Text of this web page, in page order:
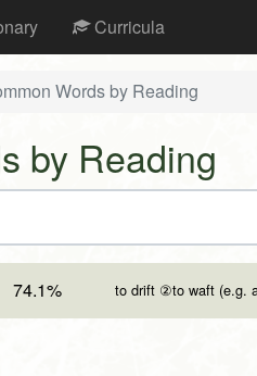
Curricula
Words by Reading
by Reading
74.1% to drift ②to waft (e.g.